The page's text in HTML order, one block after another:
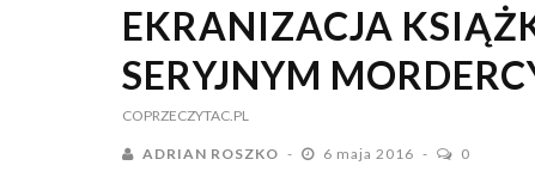
EKRANIZACJA
SERYJNYM
COPRZECZYTAC.PL
ADRIAN ROSZKO 6 maja 2016 0